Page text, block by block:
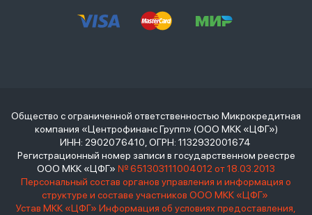
Общество с ограниченной ответственностью Микрокредитная
компания «Центрофинанс Групп» (ООО МКК «ЦФГ»)
ИНН: 2902076410, ОГРН: 1132932001674
Регистрационный номер записи в государственном реестре
ООО МКК «ЦФГ» № 651303111004012 от 18.03.2013
Персональный состав органов управления и информация о
структуре и составе участников ООО МКК «ЦФГ»
Устав МКК «ЦФГ» Информация об условиях предоставления,